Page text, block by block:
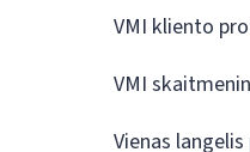
VMI kliento
VMI
Vienas